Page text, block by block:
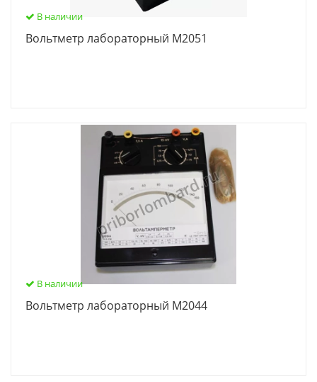
В наличии
Вольтметр лабораторный М2051
В наличии
Вольтметр лабораторный М2044